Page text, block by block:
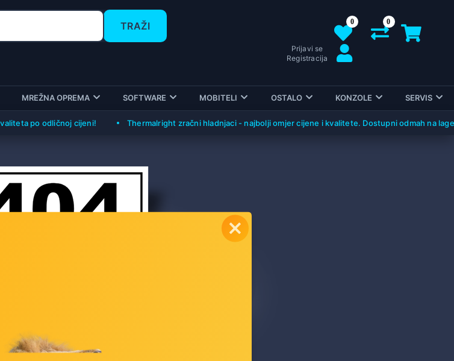
TRAŽI 0
0
Prijavi se
Registracija
MREŽNA OPREMA SOFTWARE MOBITELI OSTALO KONZOLE SERVIS
po odličnoj cijeni! Thermalright zračni hladnjaci - najbolji omjer cijene i kvalitete. Dostupni odmah na